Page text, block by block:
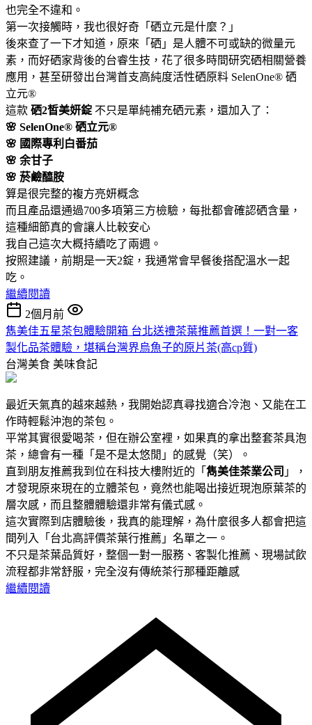
也完全不違和。
第一次接觸時，我也很好奇「硒立元是什麼？」
後來查了一下才知道，原來「硒」是人體不可或缺的微量元
素，而好硒家背後的台睿生技，花了很多時間研究硒相關營養
應用，甚至研發出台灣首支高純度活性硒原料 SelenOne® 硒
立元®
這款 硒2皙美妍錠 不只是單純補充硒元素，還加入了：
🌸 SelenOne® 硒立元®
🌸 國際專利白番茄
🌸 余甘子
🌸 菸鹼醯胺
算是很完整的複方亮妍概念
而且產品還通過700多項第三方檢驗，每批都會確認硒含量，
這種細節真的會讓人比較安心
我自己這次大概持續吃了兩週。
按照建議，前期是一天2錠，我通常會早餐後搭配溫水一起
吃。
繼續閱讀
2個月前
雋美佳五星茶包體驗開箱 台北送禮茶葉推薦首選！一對一客
製化品茶體驗，堪稱台灣界烏魚子的原片茶(高cp質)
台灣美食 美味食記
最近天氣真的越來越熱，我開始認真尋找適合冷泡、又能在工
作時輕鬆沖泡的茶包。
平常其實很愛喝茶，但在辦公室裡，如果真的拿出整套茶具泡
茶，總會有一種「是不是太悠閒」的感覺（笑）。
直到朋友推薦我到位在科技大樓附近的「 雋美佳茶業公司 」，
才發現原來現在的立體茶包，竟然也能喝出接近現泡原葉茶的
層次感，而且整體體驗還非常有儀式感。
這次實際到店體驗後，我真的能理解，為什麼很多人都會把這
間列入「台北高評價茶葉行推薦」名單之一。
不只是茶葉品質好，整個一對一服務、客製化推薦、現場試飲
流程都非常舒服，完全沒有傳統茶行那種距離感
繼續閱讀